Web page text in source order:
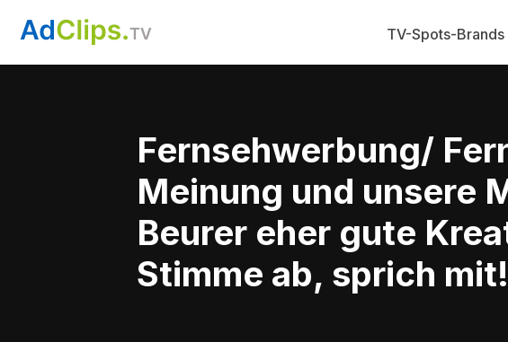
TV-Spots-Brands
Fernsehwerbung/
Meinung und unsere
Beurer eher gute
Stimme ab, sprich mit!